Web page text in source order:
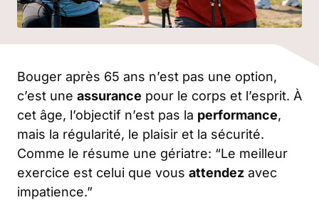
Bouger après 65 ans n’est pas une option,
c’est une assurance pour le corps et l’esprit. À
cet âge, l’objectif n’est pas la performance,
mais la régularité, le plaisir et la sécurité.
Comme le résume une gériatre: “Le meilleur
exercice est celui que vous attendez avec
impatience.”